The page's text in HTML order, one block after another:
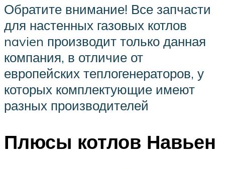
Обратите внимание! Все запчасти
для настенных газовых котлов
navien производит только данная
компания, в отличие от
европейских теплогенераторов, у
которых комплектующие имеют
разных производителей
Плюсы котлов Навьен